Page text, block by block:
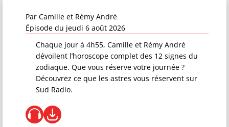
Par Camille et Rémy André
Épisode du jeudi 6 août 2026
Chaque jour à 4h55, Camille et Rémy André
dévoilent l’horoscope complet des 12 signes du
zodiaque. Que vous réserve votre journée ?
Découvrez ce que les astres vous réservent sur
Sud Radio.